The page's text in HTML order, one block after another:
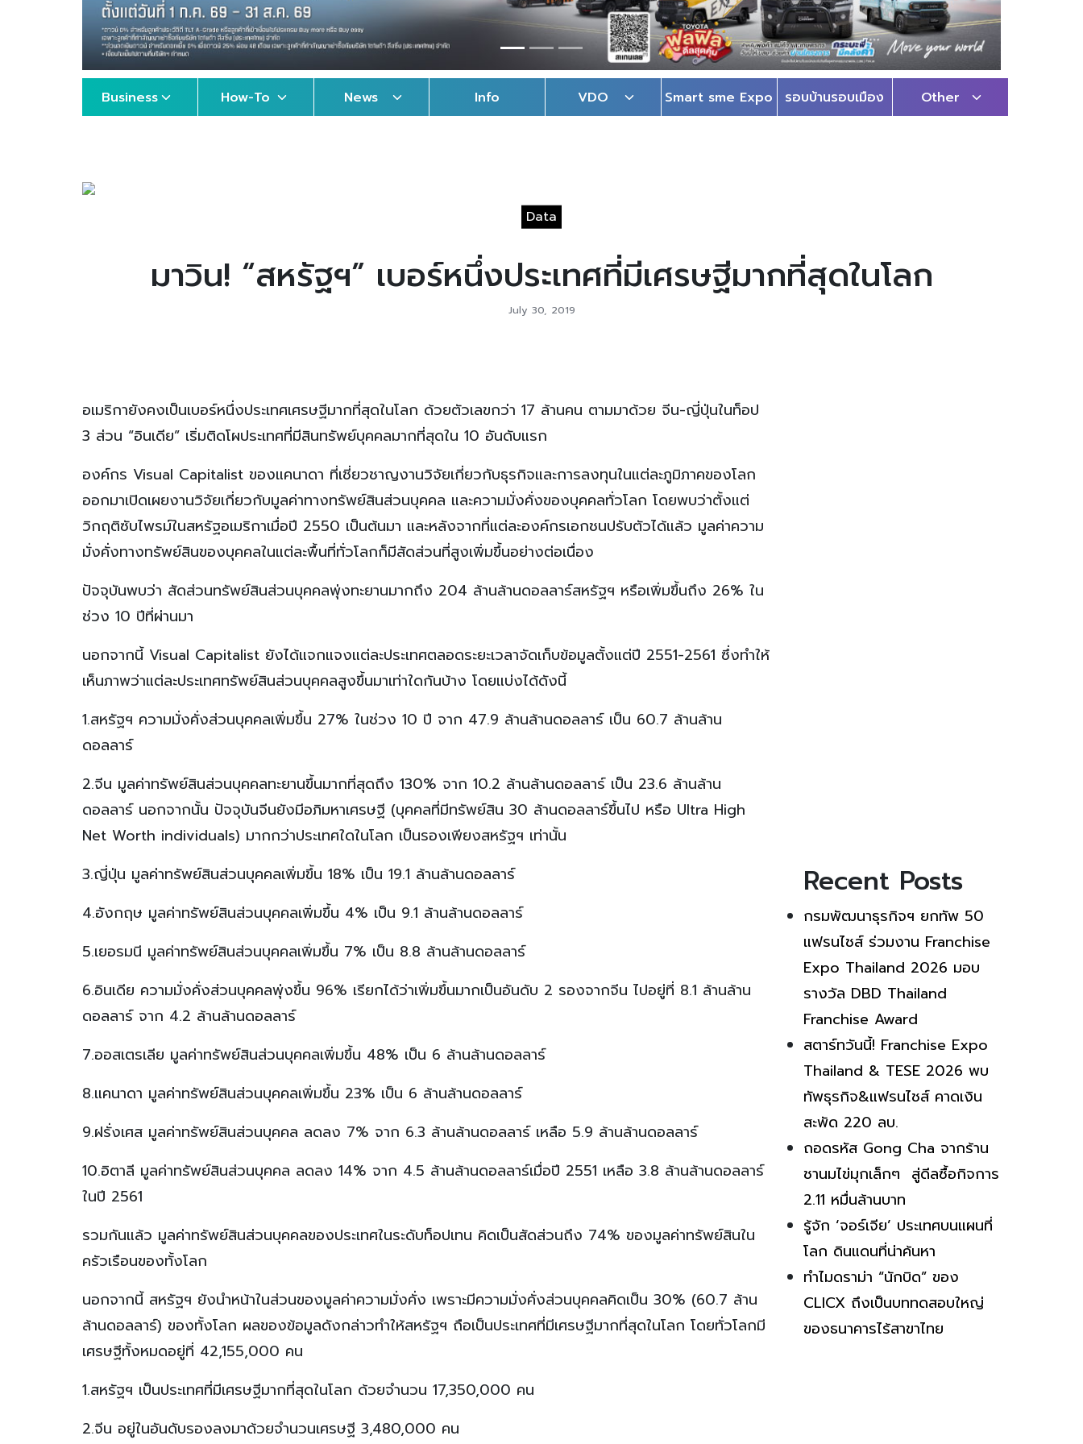
Business How-To News Info VDO Smart sme Expo รอบบ้านรอบเมือง Other
Data
มาวิน! “สหรัฐฯ” เบอร์หนึ่งประเทศที่มีเศรษฐีมากที่สุดในโลก
July 30, 2019
อเมริกายังคงเป็นเบอร์หนึ่งประเทศเศรษฐีมากที่สุดในโลก ด้วยตัวเลขกว่า 17 ล้านคน ตามมาด้วย จีน-ญี่ปุ่นในท็อป
3 ส่วน “อินเดีย” เริ่มติดโผประเทศที่มีสินทรัพย์บุคคลมากที่สุดใน 10 อันดับแรก
องค์กร Visual Capitalist ของแคนาดา ที่เชี่ยวชาญงานวิจัยเกี่ยวกับธุรกิจและการลงทุนในแต่ละภูมิภาคของโลก
ออกมาเปิดเผยงานวิจัยเกี่ยวกับมูลค่าทางทรัพย์สินส่วนบุคคล และความมั่งคั่งของบุคคลทั่วโลก โดยพบว่าตั้งแต่
วิกฤติซับไพรม์ในสหรัฐอเมริกาเมื่อปี 2550 เป็นต้นมา และหลังจากที่แต่ละองค์กรเอกชนปรับตัวได้แล้ว มูลค่าความ
มั่งคั่งทางทรัพย์สินของบุคคลในแต่ละพื้นที่ทั่วโลกก็มีสัดส่วนที่สูงเพิ่มขึ้นอย่างต่อเนื่อง
ปัจจุบันพบว่า สัดส่วนทรัพย์สินส่วนบุคคลพุ่งทะยานมากถึง 204 ล้านล้านดอลลาร์สหรัฐฯ หรือเพิ่มขึ้นถึง 26% ใน
ช่วง 10 ปีที่ผ่านมา
นอกจากนี้ Visual Capitalist ยังได้แจกแจงแต่ละประเทศตลอดระยะเวลาจัดเก็บข้อมูลตั้งแต่ปี 2551-2561 ซึ่งทำให้
เห็นภาพว่าแต่ละประเทศทรัพย์สินส่วนบุคคลสูงขึ้นมาเท่าใดกันบ้าง โดยแบ่งได้ดังนี้
1.สหรัฐฯ ความมั่งคั่งส่วนบุคคลเพิ่มขึ้น 27% ในช่วง 10 ปี จาก 47.9 ล้านล้านดอลลาร์ เป็น 60.7 ล้านล้าน
ดอลลาร์
2.จีน มูลค่าทรัพย์สินส่วนบุคคลทะยานขึ้นมากที่สุดถึง 130% จาก 10.2 ล้านล้านดอลลาร์ เป็น 23.6 ล้านล้าน
ดอลลาร์ นอกจากนั้น ปัจจุบันจีนยังมีอภิมหาเศรษฐี (บุคคลที่มีทรัพย์สิน 30 ล้านดอลลาร์ขึ้นไป หรือ Ultra High
Net Worth individuals) มากกว่าประเทศใดในโลก เป็นรองเพียงสหรัฐฯ เท่านั้น
3.ญี่ปุ่น มูลค่าทรัพย์สินส่วนบุคคลเพิ่มขึ้น 18% เป็น 19.1 ล้านล้านดอลลาร์
4.อังกฤษ มูลค่าทรัพย์สินส่วนบุคคลเพิ่มขึ้น 4% เป็น 9.1 ล้านล้านดอลลาร์
5.เยอรมนี มูลค่าทรัพย์สินส่วนบุคคลเพิ่มขึ้น 7% เป็น 8.8 ล้านล้านดอลลาร์
6.อินเดีย ความมั่งคั่งส่วนบุคคลพุ่งขึ้น 96% เรียกได้ว่าเพิ่มขึ้นมากเป็นอันดับ 2 รองจากจีน ไปอยู่ที่ 8.1 ล้านล้าน
ดอลลาร์ จาก 4.2 ล้านล้านดอลลาร์
7.ออสเตรเลีย มูลค่าทรัพย์สินส่วนบุคคลเพิ่มขึ้น 48% เป็น 6 ล้านล้านดอลลาร์
8.แคนาดา มูลค่าทรัพย์สินส่วนบุคคลเพิ่มขึ้น 23% เป็น 6 ล้านล้านดอลลาร์
9.ฝรั่งเศส มูลค่าทรัพย์สินส่วนบุคคล ลดลง 7% จาก 6.3 ล้านล้านดอลลาร์ เหลือ 5.9 ล้านล้านดอลลาร์
10.อิตาลี มูลค่าทรัพย์สินส่วนบุคคล ลดลง 14% จาก 4.5 ล้านล้านดอลลาร์เมื่อปี 2551 เหลือ 3.8 ล้านล้านดอลลาร์
ในปี 2561
รวมกันแล้ว มูลค่าทรัพย์สินส่วนบุคคลของประเทศในระดับท็อปเทน คิดเป็นสัดส่วนถึง 74% ของมูลค่าทรัพย์สินใน
ครัวเรือนของทั้งโลก
นอกจากนี้ สหรัฐฯ ยังนำหน้าในส่วนของมูลค่าความมั่งคั่ง เพราะมีความมั่งคั่งส่วนบุคคลคิดเป็น 30% (60.7 ล้าน
ล้านดอลลาร์) ของทั้งโลก ผลของข้อมูลดังกล่าวทำให้สหรัฐฯ ถือเป็นประเทศที่มีเศรษฐีมากที่สุดในโลก โดยทั่วโลกมี
เศรษฐีทั้งหมดอยู่ที่ 42,155,000 คน
1.สหรัฐฯ เป็นประเทศที่มีเศรษฐีมากที่สุดในโลก ด้วยจำนวน 17,350,000 คน
2.จีน อยู่ในอันดับรองลงมาด้วยจำนวนเศรษฐี 3,480,000 คน
Recent Posts
กรมพัฒนาธุรกิจฯ ยกทัพ 50
แฟรนไชส์ ร่วมงาน Franchise
Expo Thailand 2026 มอบ
รางวัล DBD Thailand
Franchise Award
สตาร์ทวันนี้! Franchise Expo
Thailand & TESE 2026 พบ
ทัพธุรกิจ&แฟรนไชส์ คาดเงิน
สะพัด 220 ลบ.
ถอดรหัส Gong Cha จากร้าน
ชานมไข่มุกเล็กๆ สู่ดีลซื้อกิจการ
2.11 หมื่นล้านบาท
รู้จัก ‘จอร์เจีย’ ประเทศบนแผนที่
โลก ดินแดนที่น่าค้นหา
ทำไมดราม่า “นักบิด” ของ
CLICX ถึงเป็นบททดสอบใหญ่
ของธนาคารไร้สาขาไทย